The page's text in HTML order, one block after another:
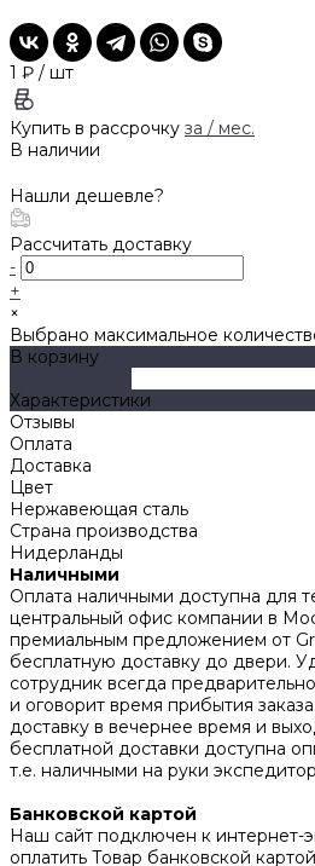
1 ₽ / шт
Купить в рассрочку за / мес.
В наличии
Нашли дешевле?
Рассчитать доставку
-
+
×
Выбрано максимальное
В корзину
Характеристики
Отзывы
Оплата
Доставка
Цвет
Нержавеющая сталь
Страна производства
Нидерланды
Наличными
Оплата наличными доступна для
центральный офис компании в
премиальным предложением от
бесплатную доставку до двери.
сотрудник всегда
и оговорит время прибытия
доставку в вечернее время и
бесплатной доставки доступна
т.е. наличными на руки
Банковской картой
Наш сайт подключен к интернет-
оплатить Товар банковской